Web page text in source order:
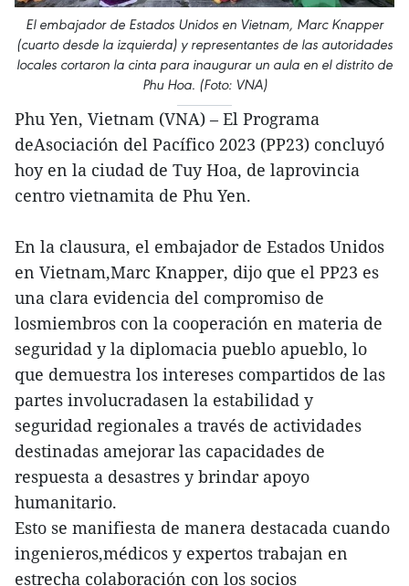
El embajador de Estados Unidos en Vietnam, Marc Knapper
(cuarto desde la izquierda) y representantes de las autoridades
locales cortaron la cinta para inaugurar un aula en el distrito de
Phu Hoa. (Foto: VNA)
Phu Yen, Vietnam (VNA) – El Programa
deAsociación del Pacífico 2023 (PP23) concluyó
hoy en la ciudad de Tuy Hoa, de laprovincia
centro vietnamita de Phu Yen.
En la clausura, el embajador de Estados Unidos
en Vietnam,Marc Knapper, dijo que el PP23 es
una clara evidencia del compromiso de
losmiembros con la cooperación en materia de
seguridad y la diplomacia pueblo apueblo, lo
que demuestra los intereses compartidos de las
partes involucradasen la estabilidad y
seguridad regionales a través de actividades
destinadas amejorar las capacidades de
respuesta a desastres y brindar apoyo
humanitario.
Esto se manifiesta de manera destacada cuando
ingenieros,médicos y expertos trabajan en
estrecha colaboración con los socios